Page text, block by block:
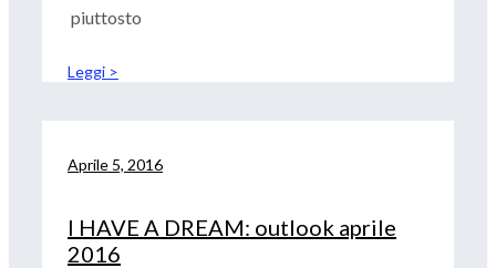
piuttosto
Leggi >
Aprile 5, 2016
I HAVE A DREAM: outlook aprile
2016